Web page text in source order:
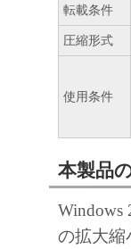
転載条件
圧縮形式
使用条件
本製品
Windows
の拡大縮